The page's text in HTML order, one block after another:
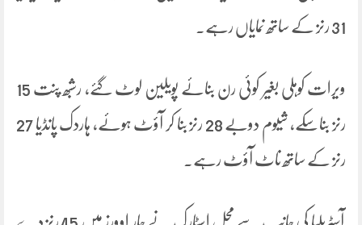
31 رنز کے ساتھ نمایاں رہے۔
ویرات کوہلی بغیر کوئی رن بنائے پویلین لوٹ گئے، رشبھ پنت 15
رنز بناسکے، شیوم دوبے 28 رنز بنا کر آؤٹ ہوئے، ہاردک پانڈیا 27
رنز کے ساتھ ناٹ آؤٹ رہے۔
آسٹریلیا کی جانب سے مچل اسٹارک نے چار اوورز میں 45 رنز دے